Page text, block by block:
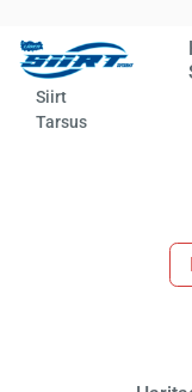
Siirt
Tarsus